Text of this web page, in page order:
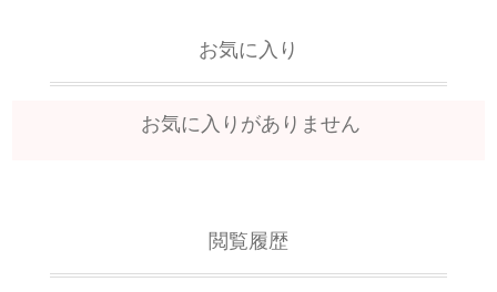
お気に入り
お気に入りがありません
閲覧履歴